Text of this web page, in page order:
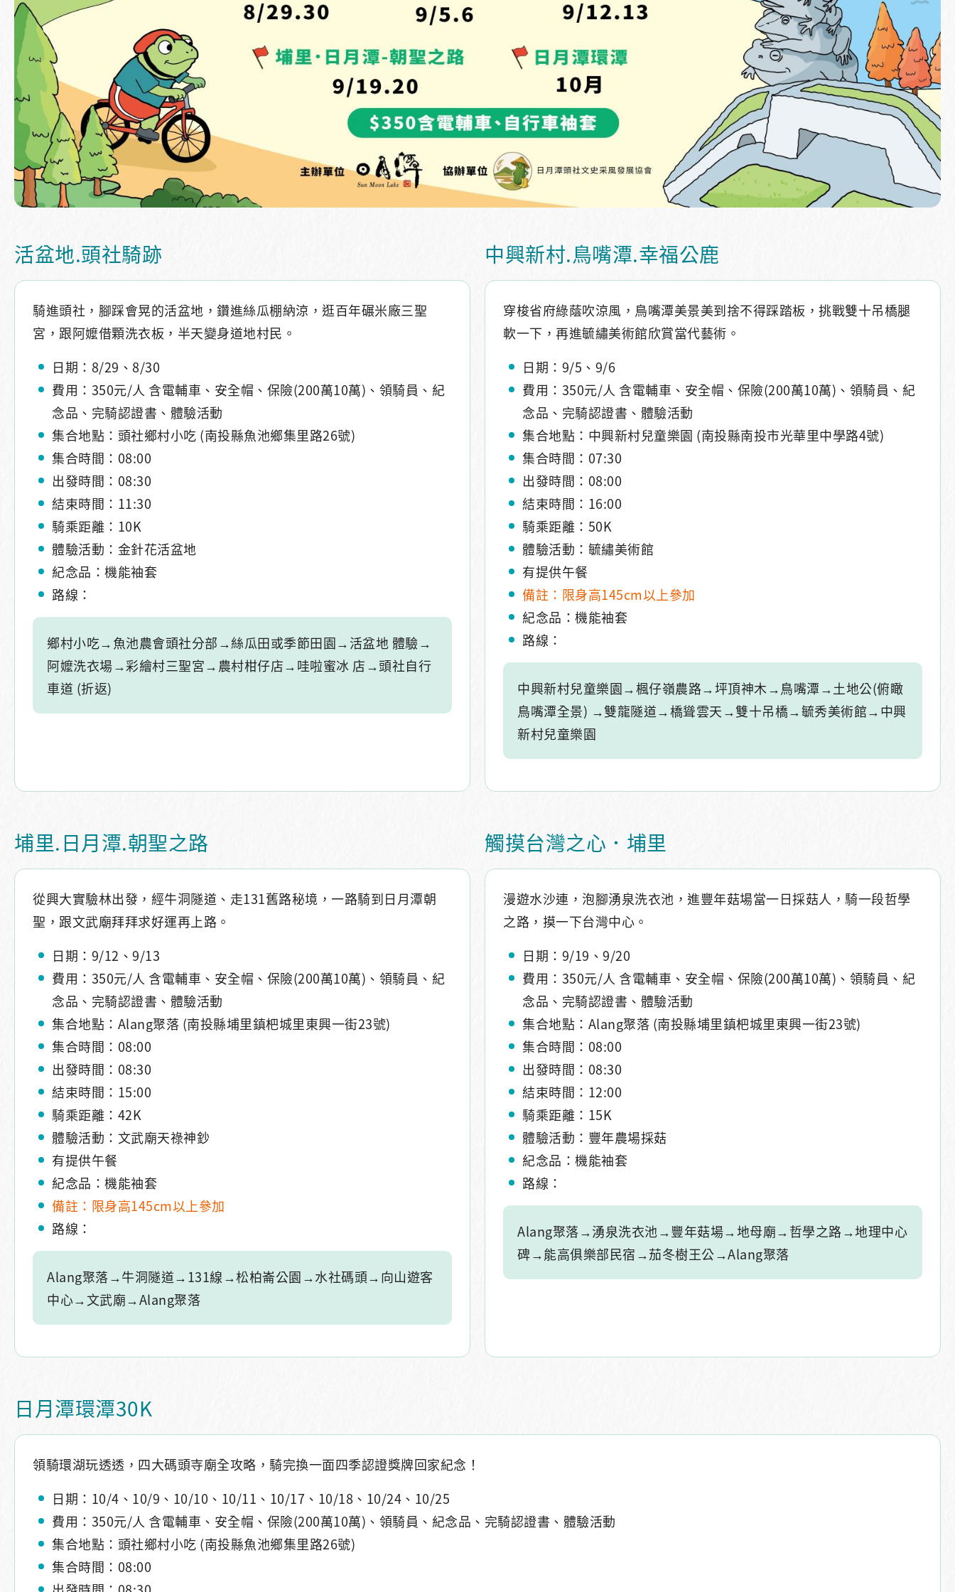
活盆地.頭社騎跡
騎進頭社，腳踩會晃的活盆地，鑽進絲瓜棚納涼，逛百年碾米廠三聖
宮，跟阿嬤借顆洗衣板，半天變身道地村民。
日期：8/29、8/30
費用：350元/人 含電輔車、安全帽、保險(200萬10萬)、領騎員、紀
念品、完騎認證書、體驗活動
集合地點：頭社鄉村小吃 (南投縣魚池鄉集里路26號)
集合時間：08:00
出發時間：08:30
結束時間：11:30
騎乘距離：10K
體驗活動：金針花活盆地
紀念品：機能袖套
路線：
鄉村小吃→魚池農會頭社分部→絲瓜田或季節田園→活盆地 體驗→
阿嬤洗衣場→彩繪村三聖宮→農村柑仔店→哇啦蜜冰 店→頭社自行
車道 (折返)
中興新村.鳥嘴潭.幸福公鹿
穿梭省府綠蔭吹涼風，鳥嘴潭美景美到捨不得踩踏板，挑戰雙十吊橋腿
軟一下，再進毓繡美術館欣賞當代藝術。
日期：9/5、9/6
費用：350元/人 含電輔車、安全帽、保險(200萬10萬)、領騎員、紀
念品、完騎認證書、體驗活動
集合地點：中興新村兒童樂園 (南投縣南投市光華里中學路4號)
集合時間：07:30
出發時間：08:00
結束時間：16:00
騎乘距離：50K
體驗活動：毓繡美術館
有提供午餐
備註：限身高145cm以上參加
紀念品：機能袖套
路線：
中興新村兒童樂園→楓仔嶺農路→坪頂神木→鳥嘴潭→土地公(俯瞰
鳥嘴潭全景) →雙龍隧道→橋聳雲天→雙十吊橋→毓秀美術館→中興
新村兒童樂園
埔里.日月潭.朝聖之路
從興大實驗林出發，經牛洞隧道、走131舊路秘境，一路騎到日月潭朝
聖，跟文武廟拜拜求好運再上路。
日期：9/12、9/13
費用：350元/人 含電輔車、安全帽、保險(200萬10萬)、領騎員、紀
念品、完騎認證書、體驗活動
集合地點：Alang聚落 (南投縣埔里鎮杷城里東興一街23號)
集合時間：08:00
出發時間：08:30
結束時間：15:00
騎乘距離：42K
體驗活動：文武廟天祿神鈔
有提供午餐
紀念品：機能袖套
備註：限身高145cm以上參加
路線：
Alang聚落→牛洞隧道→131線→松柏崙公園→水社碼頭→向山遊客
中心→文武廟→Alang聚落
觸摸台灣之心．埔里
漫遊水沙連，泡腳湧泉洗衣池，進豐年菇場當一日採菇人，騎一段哲學
之路，摸一下台灣中心。
日期：9/19、9/20
費用：350元/人 含電輔車、安全帽、保險(200萬10萬)、領騎員、紀
念品、完騎認證書、體驗活動
集合地點：Alang聚落 (南投縣埔里鎮杷城里東興一街23號)
集合時間：08:00
出發時間：08:30
結束時間：12:00
騎乘距離：15K
體驗活動：豐年農場採菇
紀念品：機能袖套
路線：
Alang聚落→湧泉洗衣池→豐年菇場→地母廟→哲學之路→地理中心
碑→能高俱樂部民宿→茄冬樹王公→Alang聚落
日月潭環潭30K
領騎環湖玩透透，四大碼頭寺廟全攻略，騎完換一面四季認證獎牌回家紀念！
日期：10/4、10/9、10/10、10/11、10/17、10/18、10/24、10/25
費用：350元/人 含電輔車、安全帽、保險(200萬10萬)、領騎員、紀念品、完騎認證書、體驗活動
集合地點：頭社鄉村小吃 (南投縣魚池鄉集里路26號)
集合時間：08:00